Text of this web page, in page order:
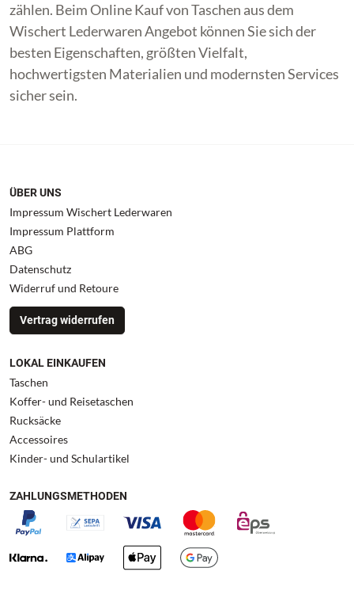
zählen. Beim Online Kauf von Taschen aus dem
Wischert Lederwaren Angebot können Sie sich der
besten Eigenschaften, größten Vielfalt,
hochwertigsten Materialien und modernsten Services
sicher sein.
ÜBER UNS
Impressum Wischert Lederwaren
Impressum Plattform
ABG
Datenschutz
Widerruf und Retoure
Vertrag widerrufen
LOKAL EINKAUFEN
Taschen
Koffer- und Reisetaschen
Rucksäcke
Accessoires
Kinder- und Schulartikel
ZAHLUNGSMETHODEN